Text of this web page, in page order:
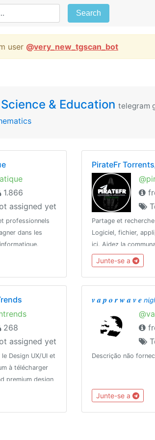
Search
user @very_new_tgscan_bot
Science & Education telegram
1.866
assigned yet
professionnels
dans les
une communauté
PirateFr
Partage et
Logiciel, fichier,
ici. Aidez la
ressources ou en
Junte-se a
268
assigned yet
Design UX/UI et
à télécharger
premium design
templates,
:
𝒗 𝒂 𝒑 𝒐 𝒓 𝒘 𝒂 𝒗 𝒆
Descrição não
Junte-se a